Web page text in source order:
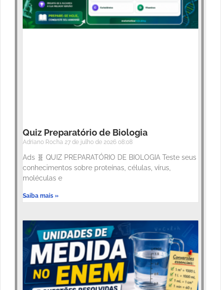
Quiz Preparatório de Biologia
Adriano Rocha 27 de julho de 2026 08:08
Ads 🧬 QUIZ PREPARATÓRIO DE BIOLOGIA Teste seus
conhecimentos sobre proteínas, células, vírus,
moléculas e
Saiba mais »